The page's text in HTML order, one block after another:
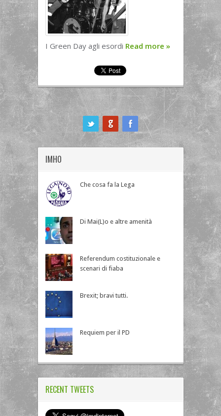
I Green Day agli esordi Read more »
IMHO
Che cosa fa la Lega
Di Mai(L)o e altre amenità
Referendum costituzionale e
scenari di fiaba
Brexit; bravi tutti.
Requiem per il PD
RECENT TWEETS